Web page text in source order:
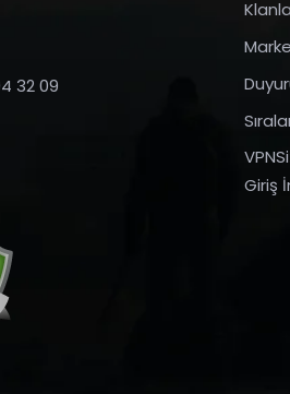
32 09
Giriş